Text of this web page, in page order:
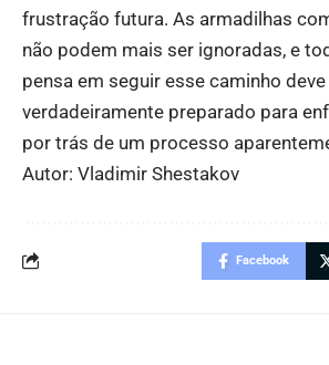
frustração futura. As armadilhas
não podem mais ser ignoradas, e
pensa em seguir esse caminho
verdadeiramente preparado para
por trás de um processo
Autor: Vladimir Shestakov
Facebook